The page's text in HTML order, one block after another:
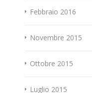
Febbraio 2016
Novembre 2015
Ottobre 2015
Luglio 2015